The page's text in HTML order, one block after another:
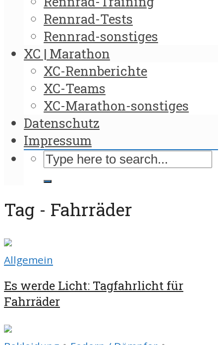
Rennrad-Tests
Rennrad-sonstiges
XC | Marathon
XC-Rennberichte
XC-Teams
XC-Marathon-sonstiges
Datenschutz
Impressum
Tag - Fahrräder
Allgemein
Es werde Licht: Tagfahrlicht für
Fahrräder